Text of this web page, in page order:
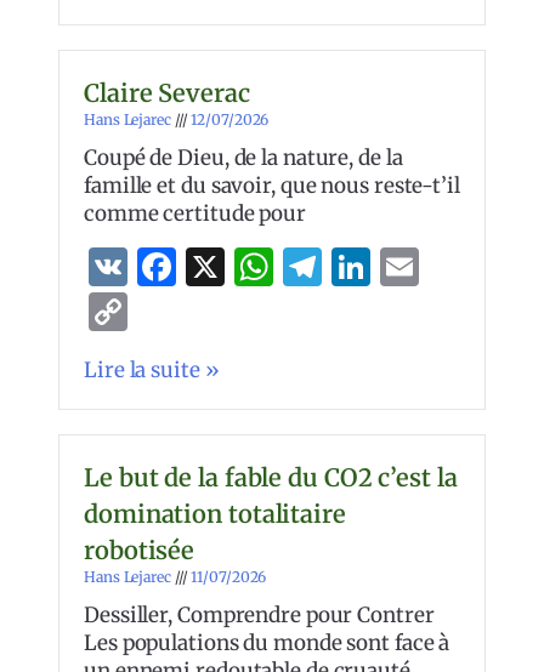
Claire Severac
Hans Lejarec 12/07/2026
Coupé de Dieu, de la nature, de la
famille et du savoir, que nous reste-t’il
comme certitude pour
VK Facebook
X WhatsApp
Telegram
LinkedIn
Link
Lire la suite »
Le but de la fable du CO2 c’est la
domination totalitaire
robotisée
Hans Lejarec 11/07/2026
Dessiller, Comprendre pour Contrer
Les populations du monde sont face à